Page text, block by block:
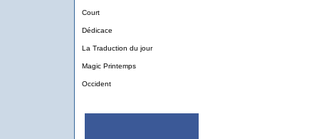
Court
Dédicace
La Traduction du jour
Magic Printemps
Occident